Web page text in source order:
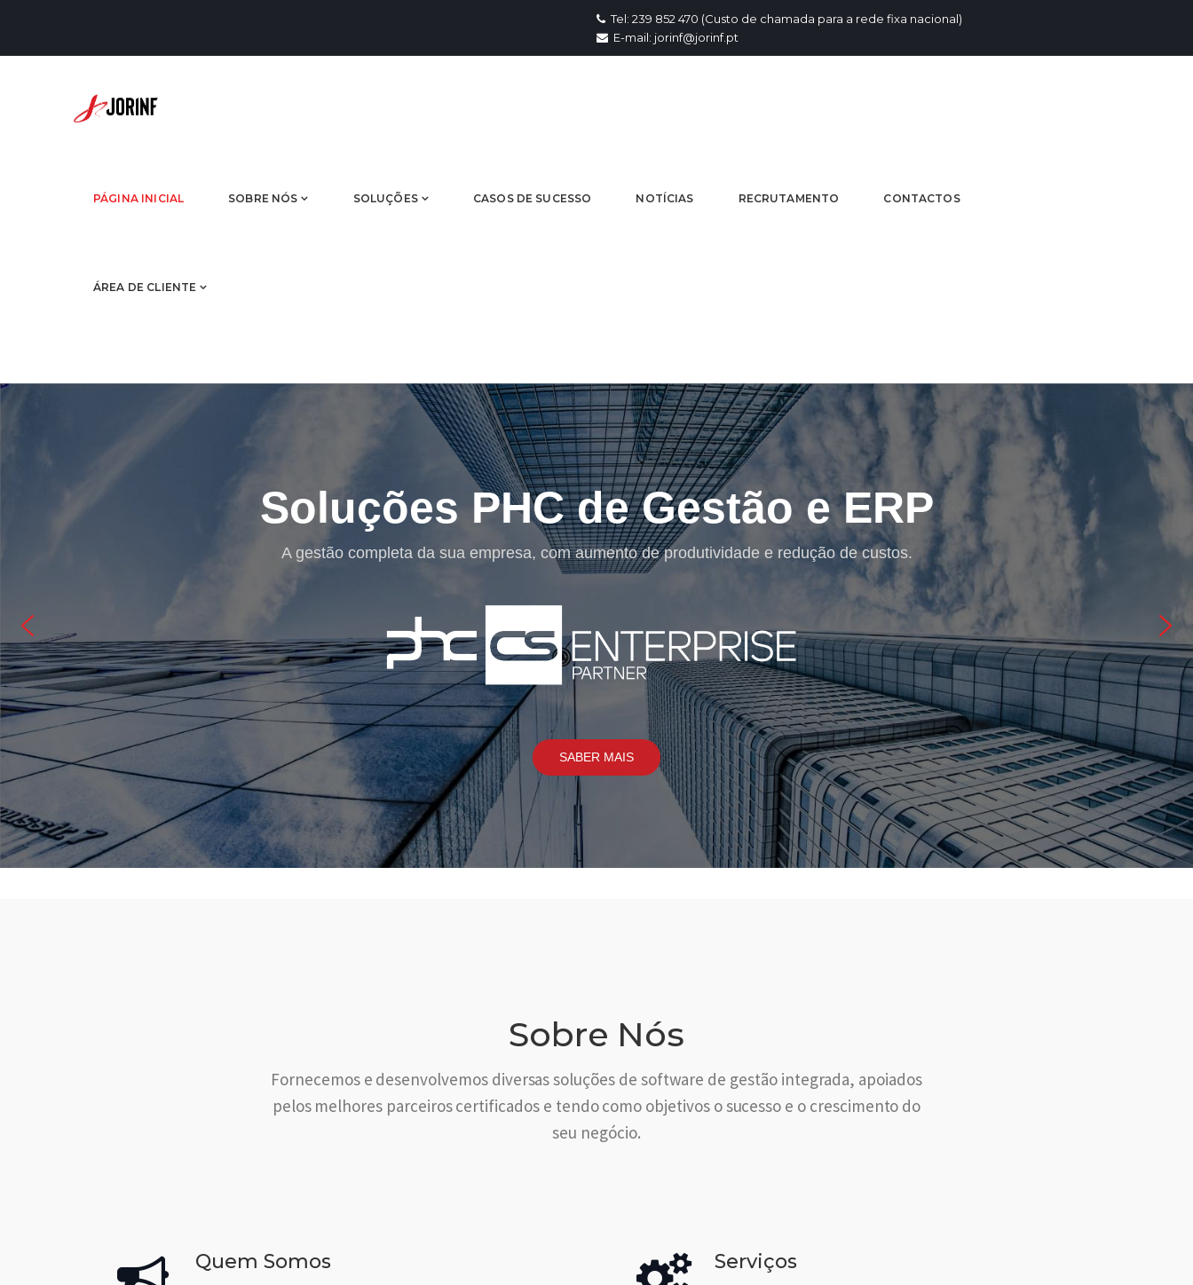
Tel: 239 852 470 (Custo de chamada para a rede fixa nacional)
E-mail: jorinf@jorinf.pt
PÁGINA INICIAL SOBRE NÓS SOLUÇÕES CASOS DE SUCESSO NOTÍCIAS RECRUTAMENTO CONTACTOS
ÁREA DE CLIENTE
Soluções de Segurança
Uma Solução de Segurança bem concebida torna-se fundamental para assegurar a proteção dos
sistemas e soluções por nós implementados.
SABER MAIS
Sobre Nós
Fornecemos e desenvolvemos diversas soluções de software de gestão integrada, apoiados
pelos melhores parceiros certificados e tendo como objetivos o sucesso e o crescimento do
seu negócio.
Quem Somos Serviços